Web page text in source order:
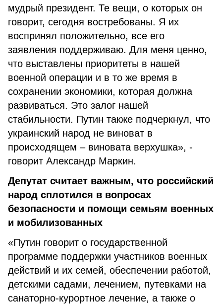
мудрый президент. Те вещи, о которых он
говорит, сегодня востребованы. Я их
воспринял положительно, все его
заявления поддерживаю. Для меня ценно,
что выставлены приоритеты в нашей
военной операции и в то же время в
сохранении экономики, которая должна
развиваться. Это залог нашей
стабильности. Путин также подчеркнул, что
украинский народ не виноват в
происходящем – виновата верхушка», -
говорит Александр Маркин.
Депутат считает важным, что российский
народ сплотился в вопросах
безопасности и помощи семьям военных
и мобилизованных
«Путин говорит о государственной
программе поддержки участников военных
действий и их семей, обеспечении работой,
детскими садами, лечением, путевками на
санаторно-курортное лечение, а также о